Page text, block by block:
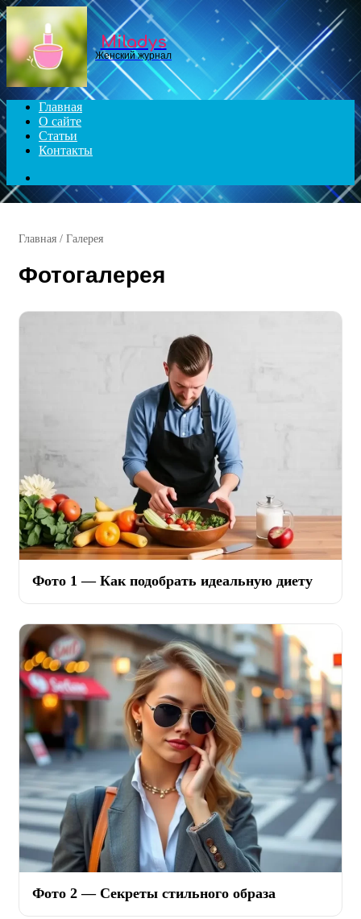
Menu
Miladys
Женский журнал
Главная
О сайте
Статьи
Контакты
Главная / Галерея
Фотогалерея
Фото 1 — Как подобрать идеальную диету
Фото 2 — Секреты стильного образа